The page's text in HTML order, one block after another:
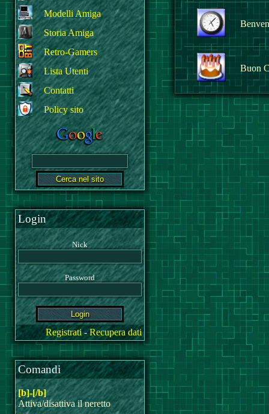
Modelli Amiga
Storia Amiga
Retro-Gamers
Lista Utenti
Contatti
Policy sito
Login
Nick
Password
Registrati-Recupera dati
Comandi
[b]-[/b]
Attiva/disattiva il neretto
Buon